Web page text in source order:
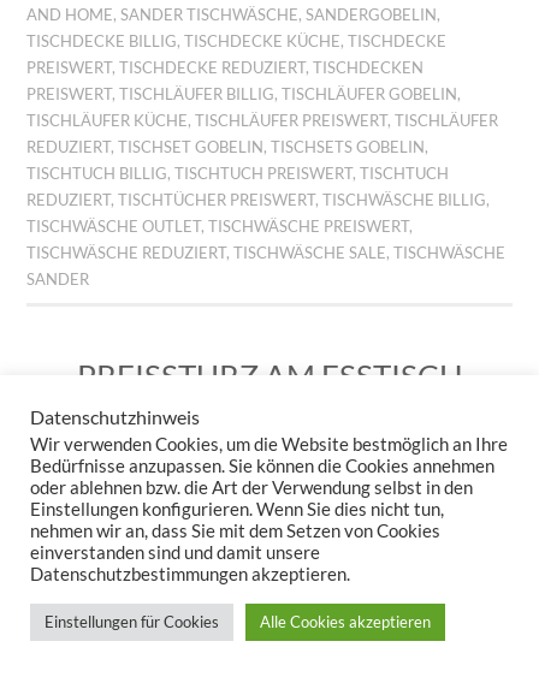
AND HOME,SANDER TISCHWÄSCHE,SANDERGOBELIN ,
TISCHDECKE BILLIG,TISCHDECKE KÜCHE,TISCHDECKE
PREISWERT,TISCHDECKE REDUZIERT,TISCHDECKEN
PREISWERT,TISCHLÄUFER BILLIG,TISCHLÄUFER GOBELIN ,
TISCHLÄUFER KÜCHE,TISCHLÄUFER PREISWERT,TISCHLÄUFER
REDUZIERT,TISCHSET GOBELIN ,TISCHSETS GOBELIN ,
TISCHTUCH BILLIG,TISCHTUCH PREISWERT,TISCHTUCH
REDUZIERT,TISCHTÜCHER PREISWERT,TISCHWÄSCHE BILLIG,
TISCHWÄSCHE OUTLET,TISCHWÄSCHE PREISWERT,
TISCHWÄSCHE REDUZIERT,TISCHWÄSCHE SALE,TISCHWÄSCHE
SANDER
PREISSTURZ AM ESSTISCH
– JETZT WIRD’S WILD!
29. JUNI 2026 KERSTIN STEPPUHN
HINTERLASSE EINEN
KOMMENTAR
Datenschutzhinweis
Wir verwenden Cookies, um die Website bestmöglich an Ihre
Bedürfnisse anzupassen. Sie können die Cookies annehmen
oder ablehnen bzw. die Art der Verwendung selbst in den
Einstellungen konfigurieren. Wenn Sie dies nicht tun,
nehmen wir an, dass Sie mit dem Setzen von Cookies
einverstanden sind und damit unsere
Datenschutzbestimmungen akzeptieren.
Einstellungen für Cookies Alle Cookies akzeptieren